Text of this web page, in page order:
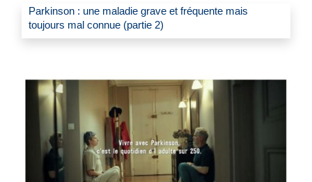
Parkinson : une maladie grave et fréquente mais
toujours mal connue (partie 2)